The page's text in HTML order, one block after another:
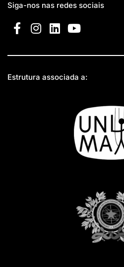
Siga-nos nas redes sociais
Estrutura associada a: